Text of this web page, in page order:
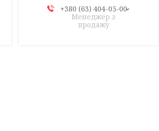
+380 (63) 404-05-00
Менеджер з
продажу